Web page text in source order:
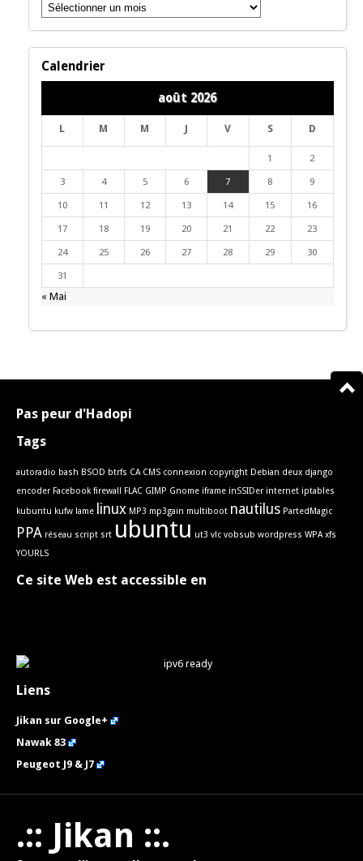
Archives
Calendrier
août 2026
L M M J V S D
1 2
3 4 5 6 7 8 9
10 11 12 13 14 15 16
17 18 19 20 21 22 23
24 25 26 27 28 29 30
31
« Mai
Pas peur d'Hadopi
Tags
autoradio bash BSOD btrfs CA CMS connexion copyright Debian deux django
encoder Facebook firewall FLAC GIMP Gnome iframe inSSIDer internet iptables
kubuntu kufw lame linux MP3 mp3gain multiboot nautilus PartedMagic
PPA réseau script srt ubuntu ut3 vlc vobsub wordpress WPA xfs
YOURLS
Ce site Web est accessible en
Liens
Jikan sur Google+
Nawak 83
Peugeot J9 & J7
.:: Jikan ::.